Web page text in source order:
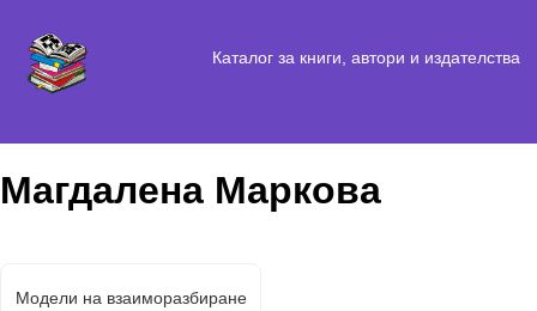
Каталог за книги, автори и издателства
Магдалена Маркова
Модели на взаиморазбиране